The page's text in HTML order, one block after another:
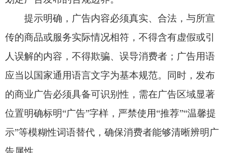
告属性。
针对弹窗广告“关不掉、关不尽”问题，提示作
出刚性约束：在扫码缴费页面以弹出等形式发布的
广告，应当显著标明关闭标志，确保一键关闭；禁
止关闭标志虚假、不可清晰辨认或定位不准，关闭
的广告，用户关闭广告后暂停或终止提供停车缴费
服务四类违规情形。
提示明令禁止各类欺骗、误导用户点击广告的
行为，明确不得使用虚假的系统或软件更新、报